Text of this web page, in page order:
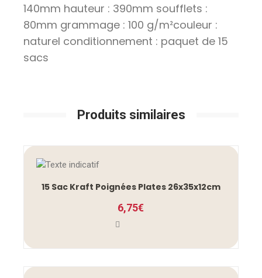
140mm hauteur : 390mm soufflets :
80mm grammage : 100 g/m²couleur :
naturel conditionnement : paquet de 15
sacs
Produits similaires
15 Sac Kraft Poignées Plates 26x35x12cm
6,75€